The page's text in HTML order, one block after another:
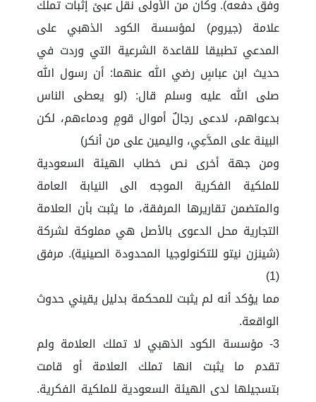
وفق دفعه). وكان من الأولى نقل عبئ إثبات تملك
علامة (جيروم) لمؤسسة الكود الذهبي على
المدعي تطبيقا للقاعدة الشرعية التي وردت في
حديث ابن عباسٍ رضي الله عنهما: أن رسول الله
صلى الله عليه وسلم قال: (لو يعطى الناس
بدعواهم، لادعى رجالٌ أموال قومٍ ودماءهم، لكن
البينة على المدَّعِي، واليمين على من أنكر)
ومن جهة أخرى نص خطاب الهيئة السعودية
للملكية الفكرية الموجه الى النيابة العامة
والمتضمن تقاريرها المرفقة، ما يثبت بأن العلامة
التجارية محل الدعوى بالأصل هي مملوكة لشركة
(شينزن نيتو للتكنولوجيا المحدودة الصينية). مرفق
(1)
مما يؤكد أنه لم يثبت للمحكمة بدليل يقيني حدوث
الواقعة.
3- مؤسسة الكود الذهبي لا تملك العلامة ولم
تقدم ما يثبت انها تملك العلامة أو قامت
بتسجيلها لدى الهيئة السعودية للملكية الفكرية.